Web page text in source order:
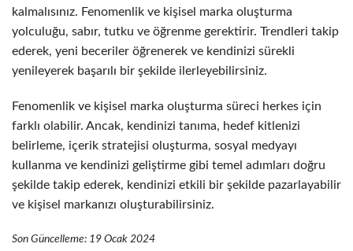
kalmalısınız. Fenomenlik ve kişisel marka oluşturma
yolculuğu, sabır, tutku ve öğrenme gerektirir. Trendleri takip
ederek, yeni beceriler öğrenerek ve kendinizi sürekli
yenileyerek başarılı bir şekilde ilerleyebilirsiniz.
Fenomenlik ve kişisel marka oluşturma süreci herkes için
farklı olabilir. Ancak, kendinizi tanıma, hedef kitlenizi
belirleme, içerik stratejisi oluşturma, sosyal medyayı
kullanma ve kendinizi geliştirme gibi temel adımları doğru
şekilde takip ederek, kendinizi etkili bir şekilde pazarlayabilir
ve kişisel markanızı oluşturabilirsiniz.
Son Güncelleme: 19 Ocak 2024